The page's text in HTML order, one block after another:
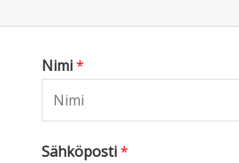
Nimi*
Sähköposti*